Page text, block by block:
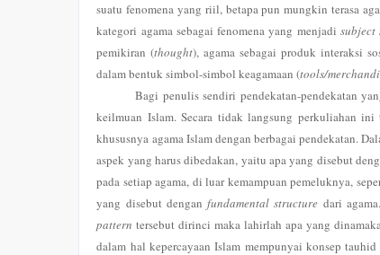
suatu fenomena yang riil, betapa pun mungkin terasa
kategori agama sebagai fenomena yang menjadi subject
pemikiran (thought), agama sebagai produk interaksi
dalam bentuk simbol-simbol keagamaan (tools/
Bagi penulis sendiri pendekatan-pendekatan
keilmuan Islam. Secara tidak langsung perkuliahan ini
khususnya agama Islam dengan berbagai pendekatan.
aspek yang harus dibedakan, yaitu apa yang disebut
pada setiap agama, di luar kemampuan pemeluknya,
yang disebut denganfundamental structure dari
pattern tersebut dirinci maka lahirlah apa yang
dalam hal kepercayaan Islam mempunyai konsep